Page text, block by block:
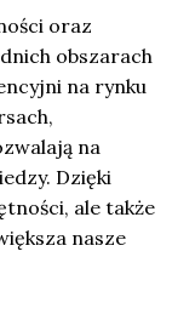
oraz
obszarach
na rynku
na
Dzięki
ale także
nasze